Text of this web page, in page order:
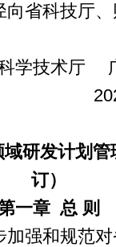
省科技厅、
学技术厅
域研发计划
订）
一章 总 则
加强和规范